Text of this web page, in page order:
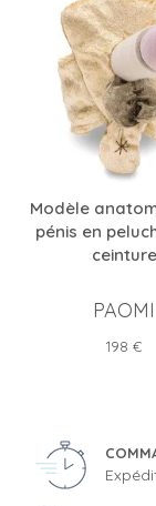
Modèle
pénis en
ceinture
PAOMI
Prix
198 €